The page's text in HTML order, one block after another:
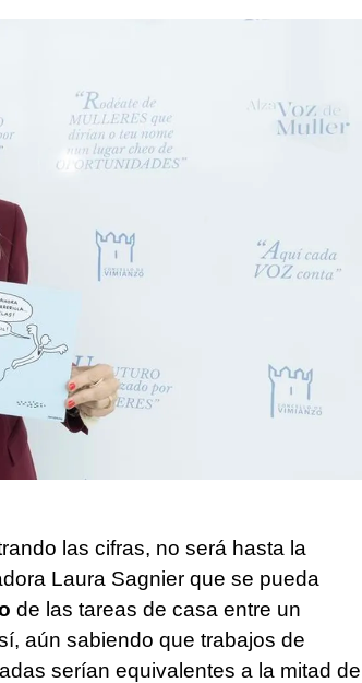
las cifras, no será hasta la
Laura Sagnier que se pueda
de las tareas de casa entre un
aún sabiendo que trabajos de
serían equivalentes a la mitad del